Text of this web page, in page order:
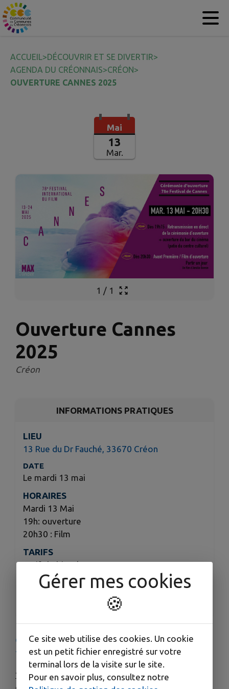
Contenu
ACCUEIL>DÉCOUVRIR ET SE DIVERTIR>
AGENDA DU CRÉONNAIS>CRÉON>
OUVERTURE CANNES 2025
Mai
13
Mar.
1 / 1
Ouverture Cannes
2025
Créon
INFORMATIONS PRATIQUES
LIEU
13 Rue du Dr Fauché, 33670 Créon
DATE
Le mardi 13 mai
HORAIRES
Mardi 13 Mai
19h: ouverture
20h30 : Film
TARIFS
Tarifs habituels
ORGANISÉ PAR
OUVERTURE DU FESTIVAL DE CANNES - MARDI
13 MAI
19h :retransmission de la cérémonie d'ouverture
Gérer mes cookies
🍪
Ce site web utilise des cookies. Un cookie
est un petit fichier enregistré sur votre
terminal lors de la visite sur le site.
Pour en savoir plus, consultez notre